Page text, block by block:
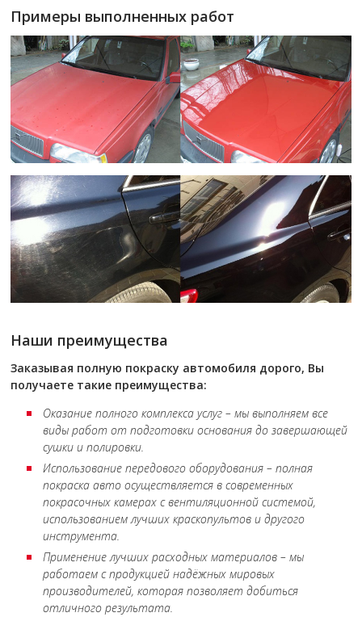
Примеры выполненных работ
Наши преимущества
Заказывая полную покраску автомобиля дорого, Вы
получаете такие преимущества:
Оказание полного комплекса услуг – мы выполняем все
виды работ от подготовки основания до завершающей
сушки и полировки.
Использование передового оборудования – полная
покраска авто осуществляется в современных
покрасочных камерах с вентиляционной системой,
использованием лучших краскопультов и другого
инструмента.
Применение лучших расходных материалов – мы
работаем с продукцией надёжных мировых
производителей, которая позволяет добиться
отличного результата.